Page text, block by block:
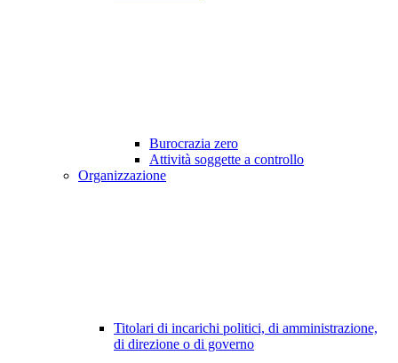
Burocrazia zero
Attività soggette a controllo
Organizzazione
Titolari di incarichi politici, di amministrazione,
di direzione o di governo